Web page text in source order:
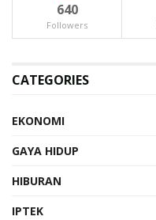
640
Followers
CATEGORIES
EKONOMI
GAYA HIDUP
HIBURAN
IPTEK